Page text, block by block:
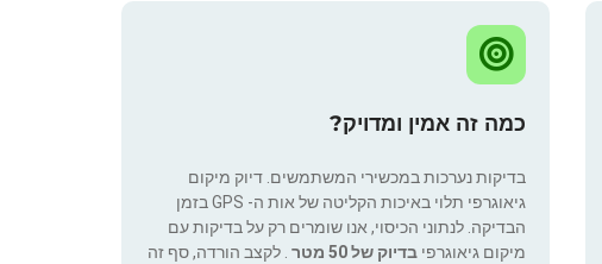
כמה זה אמין ומדויק?
בדיקות נערכות במכשירי המשתמשים. דיוק מיקום
גיאוגרפי תלוי באיכות הקליטה של אות ה- GPS בזמן
הבדיקה. לנתוני הכיסוי, אנו שומרים רק על בדיקות עם
מיקום גיאוגרפי בדיוק של 50 מטר
. לקצב הורדה, סף זה